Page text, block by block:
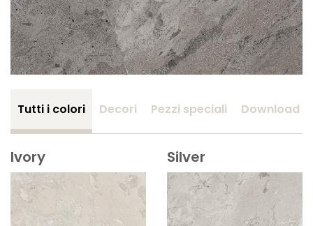
Tutti i colori Decori Pezzi speciali Download
Ivory Silver